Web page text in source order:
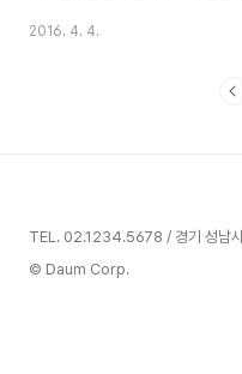
드니 이런 기분이 들지 않으면 오히
다. 그렇다면 시골은 봄을 어떻게
2016. 4. 4.
TEL. 02.1234.5678 / 경기 성남시
© Daum Corp.